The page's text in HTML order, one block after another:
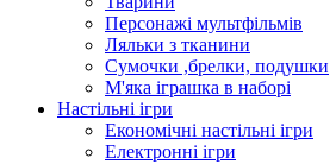
Персонажі мультфільмів
Ляльки з тканини
Сумочки ,брелки, подушки
М'яка іграшка в наборі
Настільні ігри
Економічні настільні ігри
Електронні ігри